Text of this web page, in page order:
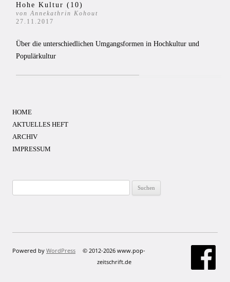
Hohe Kultur (10)
von Annekathrin Kohout
27.11.2017
Über die unterschiedlichen Umgangsformen in Hochkultur und
Populärkultur
HOME
AKTUELLES HEFT
ARCHIV
IMPRESSUM
nach:
Powered by WordPress
© 2012-2026 www.pop-
zeitschrift.de